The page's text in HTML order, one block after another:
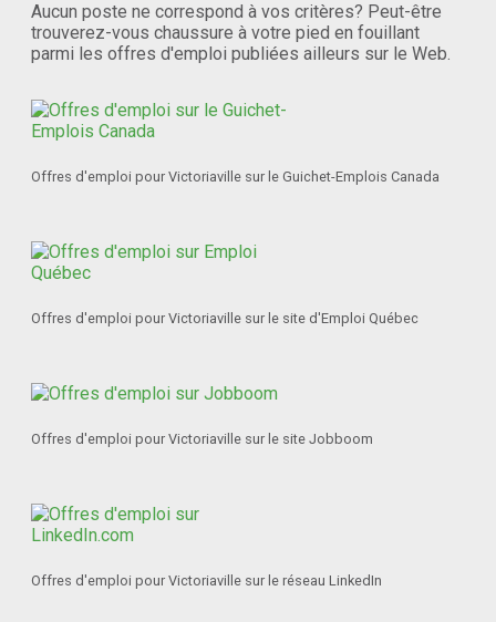
Aucun poste ne correspond à vos critères? Peut-être
trouverez-vous chaussure à votre pied en fouillant
parmi les offres d'emploi publiées ailleurs sur le Web.
Offres d'emploi pour Victoriaville sur le Guichet-Emplois Canada
Offres d'emploi pour Victoriaville sur le site d'Emploi Québec
Offres d'emploi pour Victoriaville sur le site Jobboom
Offres d'emploi pour Victoriaville sur le réseau LinkedIn